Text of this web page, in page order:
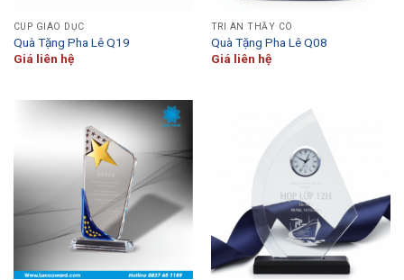
CÚP GIÁO DỤC
Quà Tặng Pha Lê Q19
Giá liên hệ
TRI ÂN THẦY CÔ
Quà Tặng Pha Lê Q08
Giá liên hệ